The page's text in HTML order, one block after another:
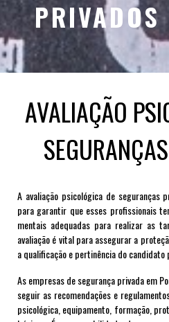
PRIVADOS
AVALIAÇÃO
A avaliação psicológica de seguranças
para garantir que esses profissionais
mentais adequadas para realizar as
avaliação é vital para assegurar a
a qualificação e pertinência do
As empresas de segurança privada em
seguir as recomendações e
psicológica, equipamento, formação,